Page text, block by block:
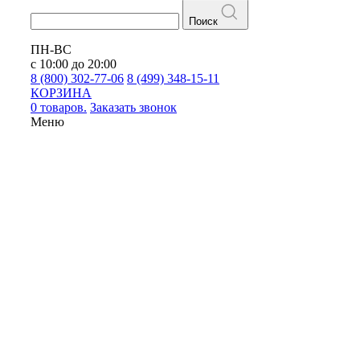
Поиск
ПН-ВС
с 10:00 до 20:00
8 (800) 302-77-06 8 (499) 348-15-11
КОРЗИНА
0 товаров. Заказать звонок
Меню